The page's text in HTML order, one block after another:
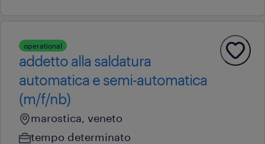
operational
addetto alla saldatura
automatica e semi-automatica
(m/f/nb)
marostica, veneto
tempo determinato